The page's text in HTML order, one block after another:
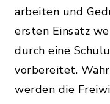
arbeiten und
ersten Einsatz
durch eine
vorbereitet.
werden die